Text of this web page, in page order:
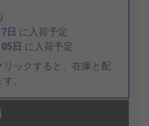
日 に入荷予定
日 に入荷予定
リックすると、在庫と配
。